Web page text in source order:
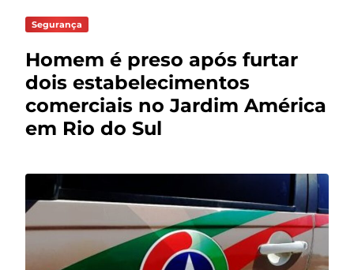
Segurança
Homem é preso após furtar
dois estabelecimentos
comerciais no Jardim América
em Rio do Sul